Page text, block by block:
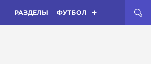
РАЗДЕЛЫ ФУТБОЛ